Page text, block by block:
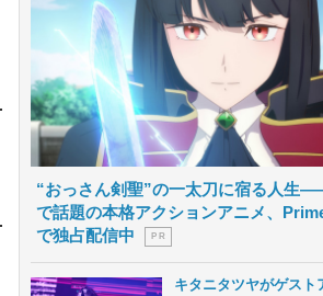
“おっさん剣聖”の一太刀に宿る人生
で話題の本格アクションアニメ、
で独占配信中
P R
キタニタツヤがゲスト